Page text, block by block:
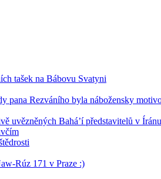
tašek na Bábovu Svatyni
pana Rezváního byla nábožensky
uvězněných Bahá’í představitelů v Íránu
Rúz 171 v Praze :)